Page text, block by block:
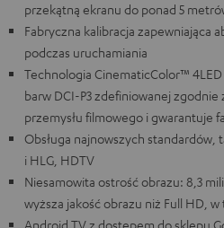
przekątną ekranu do ponad 5
Fabryczna kalibracja zapewniająca
podczas uruchamiania
Technologia CinematicColor™
barw DCI-P3 zdefiniowanej
przemysłu filmowego i gwarantuje
Obsługa najnowszych standardów,
i HLG, HDTV
Niesamowita ostrość obrazu: 8,3
wyższa jakość obrazu niż Full HD,
Android TV z dostępem do sklepu